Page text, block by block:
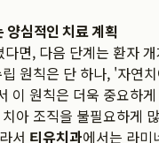
양심적인 치료 계획
면, 다음 단계는 환자
원칙은 단 하나, '자연
이 원칙은 더욱 중요하
아 조직을 불필요하게
서 티유치과에서는 라미